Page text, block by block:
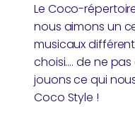
Le Coco-
nous aimons un
musicaux
choisi…. de ne pas
jouons ce qui
Coco Style !